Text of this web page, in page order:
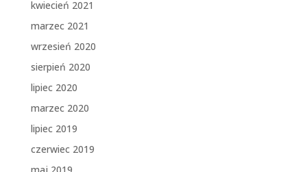
kwiecień 2021
marzec 2021
wrzesień 2020
sierpień 2020
lipiec 2020
marzec 2020
lipiec 2019
czerwiec 2019